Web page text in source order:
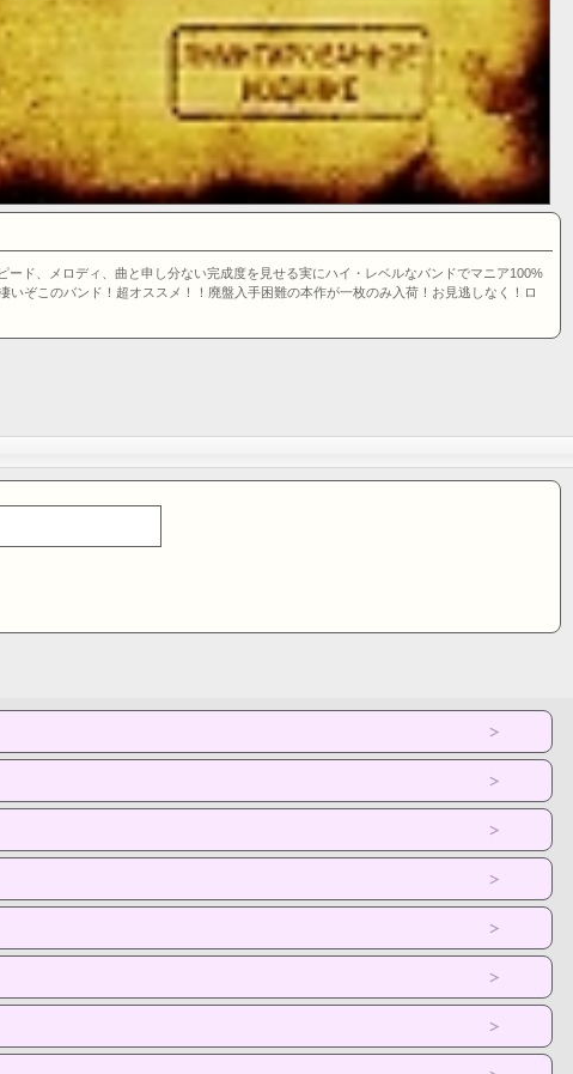
ド、メロディ、曲と申し分ない完成度を見せる実にハイ・レベルなバンドでマニア100%
ぞこのバンド！超オススメ！！廃盤入手困難の本作が一枚のみ入荷！お見逃しなく！ロ